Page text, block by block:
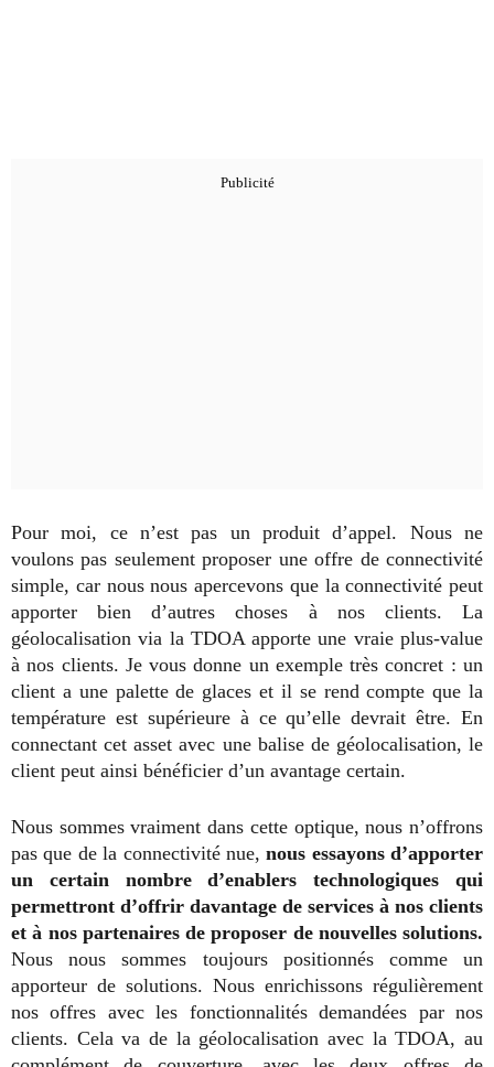
Pour moi, ce n’est pas un produit d’appel. Nous ne
voulons pas seulement proposer une offre de connectivité
simple, car nous nous apercevons que la connectivité peut
apporter bien d’autres choses à nos clients. La
géolocalisation via la TDOA apporte une vraie plus-value
à nos clients. Je vous donne un exemple très concret : un
client a une palette de glaces et il se rend compte que la
température est supérieure à ce qu’elle devrait être. En
connectant cet asset avec une balise de géolocalisation, le
client peut ainsi bénéficier d’un avantage certain.
Nous sommes vraiment dans cette optique, nous n’offrons
pas que de la connectivité nue,nous essayons d’apporter
un certain nombre d’enablers technologiques qui
permettront d’offrir davantage de services à nos clients
et à nos partenaires de proposer de nouvelles solutions.
Nous nous sommes toujours positionnés comme un
apporteur de solutions. Nous enrichissons régulièrement
nos offres avec les fonctionnalités demandées par nos
clients. Cela va de la géolocalisation avec la TDOA, au